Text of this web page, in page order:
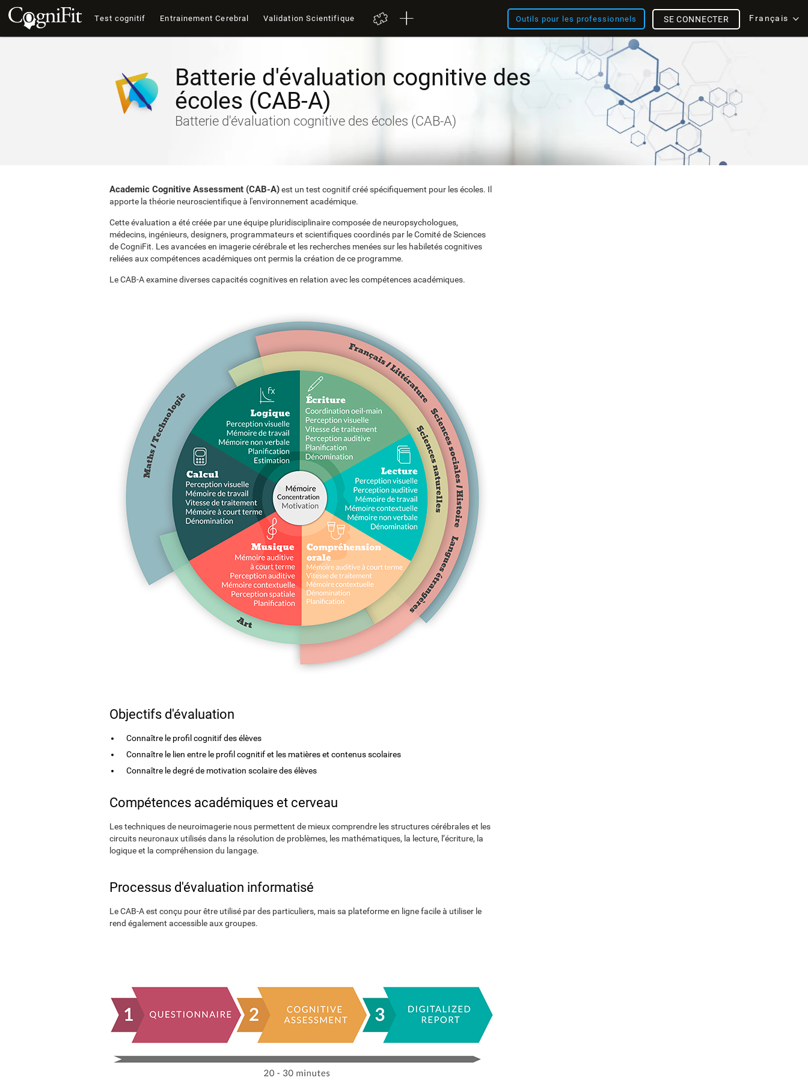
Test cognitif Entrainement Cerebral Validation Scientifique Outils pour les professionnels Français
SE CONNECTER
Batterie d'évaluation cognitive des
écoles (CAB-A)
Batterie d'évaluation cognitive des écoles (CAB-A)
Academic Cognitive Assessment (CAB-A)est un test cognitif créé spécifiquement pour les écoles. Il
apporte la théorie neuroscientifique à l'environnement académique.
Cette évaluation a été créée par une équipe pluridisciplinaire composée de neuropsychologues,
médecins, ingénieurs, designers, programmateurs et scientifiques coordinés par le Comité de Sciences
de CogniFit. Les avancées en imagerie cérébrale et les recherches menées sur les habiletés cognitives
reliées aux compétences académiques ont permis la création de ce programme.
Le CAB-A examine diverses capacités cognitives en relation avec les compétences académiques.
Objectifs d'évaluation
Connaître le profil cognitif des élèves
Connaître le lien entre le profil cognitif et les matières et contenus scolaires
Connaître le degré de motivation scolaire des élèves
Compétences académiques et cerveau
Les techniques de neuroimagerie nous permettent de mieux comprendre les structures cérébrales et les
circuits neuronaux utilisés dans la résolution de problèmes, les mathématiques, la lecture, l’écriture, la
logique et la compréhension du langage.
Processus d'évaluation informatisé
Le CAB-A est conçu pour être utilisé par des particuliers, mais sa plateforme en ligne facile à utiliser le
rend également accessible aux groupes.